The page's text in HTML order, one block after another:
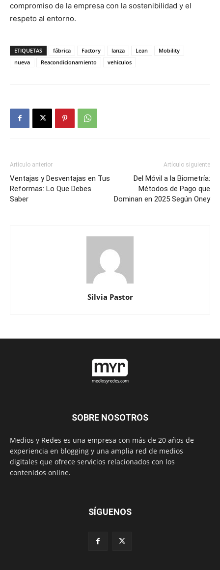
compromiso de la empresa con la sostenibilidad y el
respeto al entorno.
ETIQUETAS fábrica Factory lanza Lean
Mobility
nueva
Reacondicionamiento vehiculos
Artículo anterior
Ventajas y Desventajas en Tus
Reformas: Lo Que Debes
Saber
Artículo siguiente
Del Móvil a la Biometría:
Métodos de Pago que
Dominan en 2025 Según Oney
Silvia Pastor
SOBRE NOSOTROS
Medios y Redes es una empresa con más de 20 años de
experiencia en blogging y una amplia red de medios
digitales que ofrece servicios relacionados con los
contenidos online.
SÍGUENOS